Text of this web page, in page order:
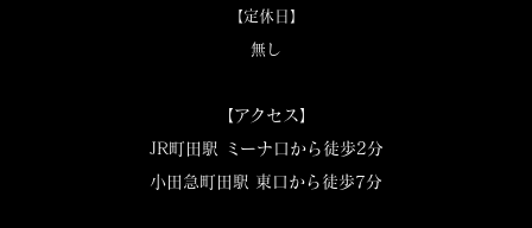
【定休日】
無し
【アクセス】
JR町田駅 ミーナ口から徒歩2分
小田急町田駅 東口から徒歩7分